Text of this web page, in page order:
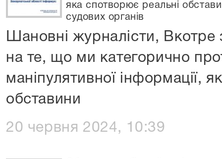
яка спотворює реальні
судових органів
Шановні журналісти, Вкотре
на те, що ми категорично
маніпулятивної інформації,
обставини
20 червня 2024, 10:39